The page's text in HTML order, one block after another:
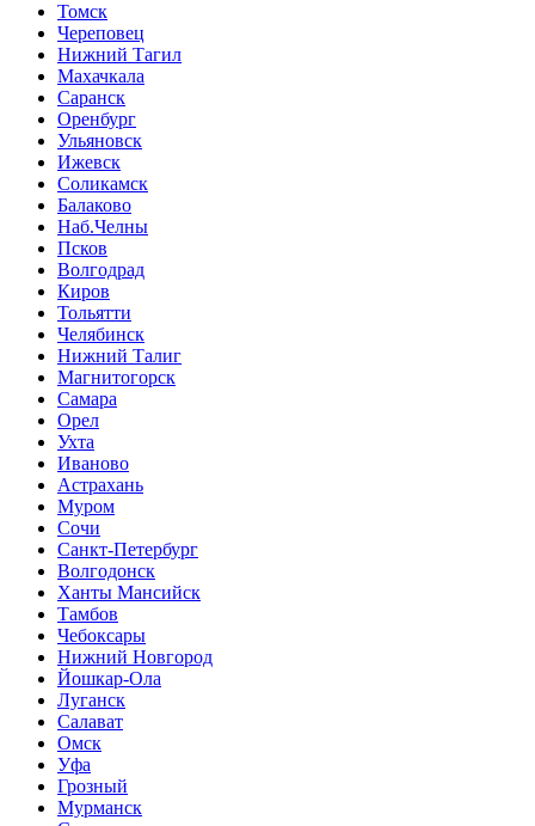
Томск
Череповец
Нижний Тагил
Махачкала
Саранск
Оренбург
Ульяновск
Ижевск
Соликамск
Балаково
Наб.Челны
Псков
Волгодрад
Киров
Тольятти
Челябинск
Нижний Талиг
Магнитогорск
Самара
Орел
Ухта
Иваново
Астрахань
Муром
Сочи
Санкт-Петербург
Волгодонск
Ханты Мансийск
Тамбов
Чебоксары
Нижний Новгород
Йошкар-Ола
Луганск
Салават
Омск
Уфа
Грозный
Мурманск